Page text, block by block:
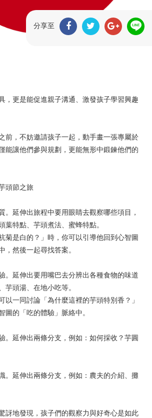
分享至
，更是能促進親子溝通、激發孩子學習興趣
前，不妨邀請孩子一起，動手畫一張專屬於
能讓他們參與規劃，更能無形中鍛鍊他們的
頭節之旅
。延伸出旅程中要用眼睛去觀察哪些項目，
葉特點、芋頭煮法、蜜蜂特點。
菊是白的？」時，你可以引導他回到心智圖
，然後一起尋找答案。
。延伸出要用嘴巴去分辨出各種食物的味道
芋頭湯、在地小吃等。
以一同討論「為什麼這裡的芋頭特別香？」
圖的「吃的體驗」脈絡中。
。延伸出兩條分支，例如：如何採收？芋圓
。延伸出兩條分支，例如：農夫的介紹、攤
訝地發現，孩子們的觀察力與好奇心是如此